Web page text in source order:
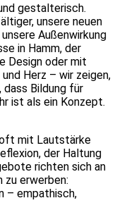
gestalterisch.
unsere neuen
Außenwirkung
in Hamm, der
Design oder mit
Herz – wir zeigen,
dass Bildung für
ist als ein Konzept.
mit Lautstärke
der Haltung
richten sich an
zu erwerben:
– empathisch,